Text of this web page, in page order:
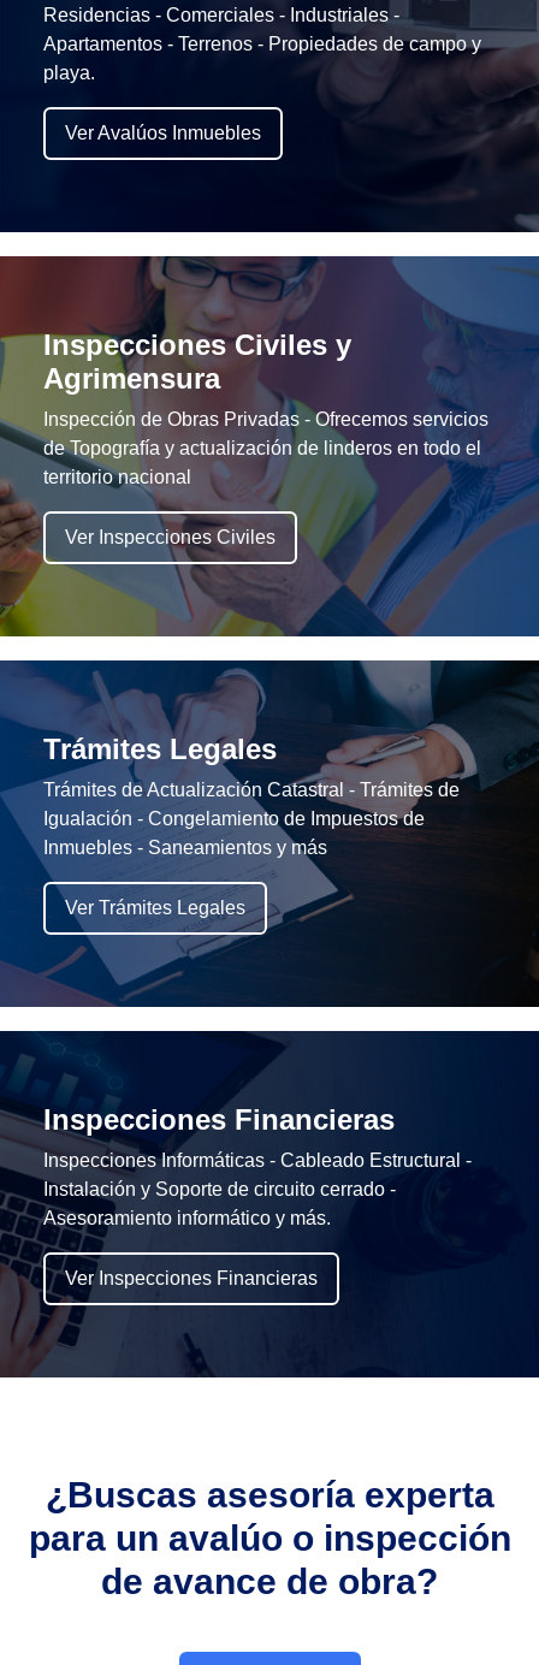
Residencias - Comerciales - Industriales -
Apartamentos - Terrenos - Propiedades de campo y
playa.
Ver Avalúos Inmuebles
Inspecciones Civiles y
Agrimensura
Inspección de Obras Privadas - Ofrecemos servicios
de Topografía y actualización de linderos en todo el
territorio nacional
Ver Inspecciones Civiles
Trámites Legales
Trámites de Actualización Catastral - Trámites de
Igualación - Congelamiento de Impuestos de
Inmuebles - Saneamientos y más
Ver Trámites Legales
Inspecciones Financieras
Inspecciones Informáticas - Cableado Estructural -
Instalación y Soporte de circuito cerrado -
Asesoramiento informático y más.
Ver Inspecciones Financieras
¿Buscas asesoría experta
para un avalúo o inspección
de avance de obra?